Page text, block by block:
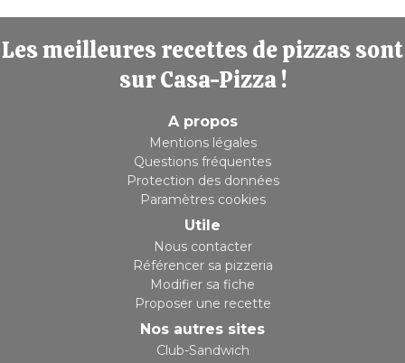
Les meilleures recettes de pizzas sont
sur Casa-Pizza !
A propos
Mentions légales
Questions fréquentes
Protection des données
Paramètres cookies
Utile
Nous contacter
Référencer sa pizzeria
Modifier sa fiche
Proposer une recette
Nos autres sites
Club-Sandwich